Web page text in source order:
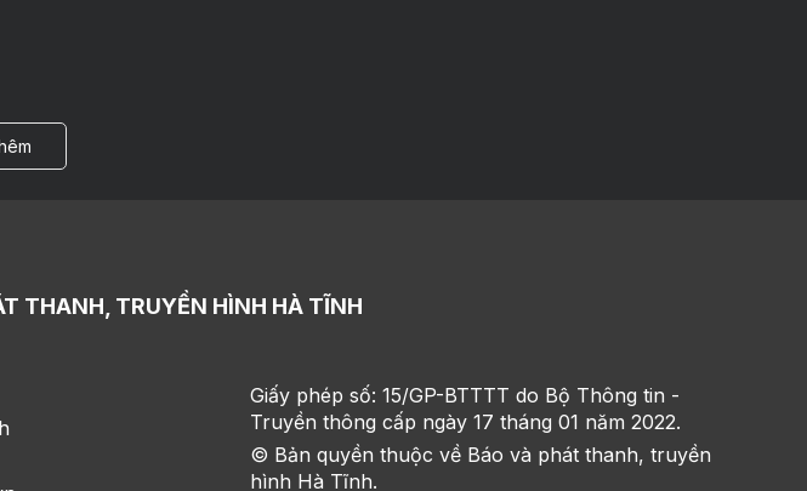
THANH, TRUYỀN HÌNH HÀ TĨNH
Giấy phép số: 15/GP-BTTTT do Bộ Thông tin -
Truyền thông cấp ngày 17 tháng 01 năm 2022.
© Bản quyền thuộc về Báo và phát thanh, truyền
hình Hà Tĩnh.